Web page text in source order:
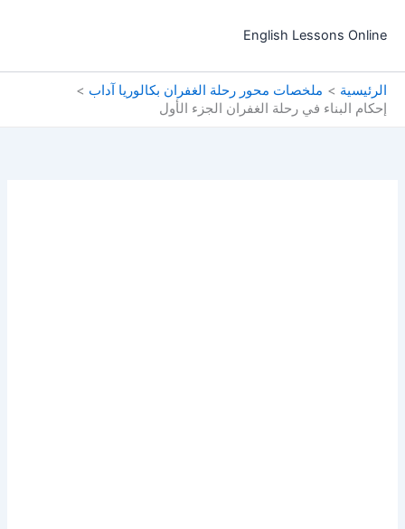
إلىEnglish Lessons Online
الرئيسية
ملخصات محور رحلة الغفران بكالوريا آداب
إحكام البناء في رحلة الغفران الجزء الأول